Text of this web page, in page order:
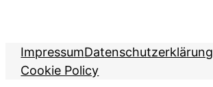
ImpressumDatenschutzerklärung
Cookie Policy